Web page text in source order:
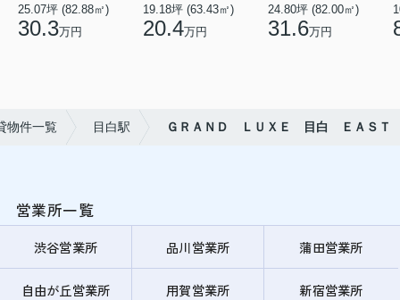
25.07坪 (82.88㎡)
30.3万円
19.18坪 (63.43㎡)
20.4万円
24.80坪 (82.00㎡)
31.6万円
物件一覧 目白駅 ＧＲＡＮＤ ＬＵＸＥ 目白 ＥＡＳＴ
営業所一覧
渋谷営業所 品川営業所 蒲田営業所
自由が丘営業所 用賀営業所 新宿営業所